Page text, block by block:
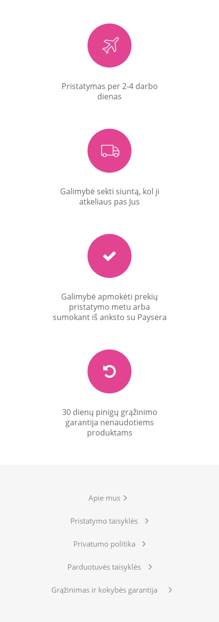
Pristatymas per 2-4 darbo
dienas
Galimybė sekti siuntą, kol ji
atkeliaus pas Jus
Galimybė apmokėti prekių
pristatymo metu arba
sumokant iš anksto su Paysera
30 dienų pinigų grąžinimo
garantija nenaudotiems
produktams
Apie mus
Pristatymo taisyklės
Privatumo politika
Parduotuvės taisyklės
Grąžinimas ir kokybės garantija